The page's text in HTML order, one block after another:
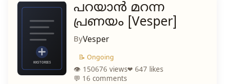
പറയാൻ മറന്ന
പ്രണയം [Vesper]
ByVesper
📝 Ongoing
👁 150676 views❤ 647 likes
💬 16 comments